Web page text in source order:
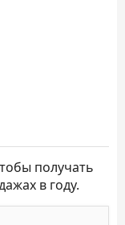
получать
в году.